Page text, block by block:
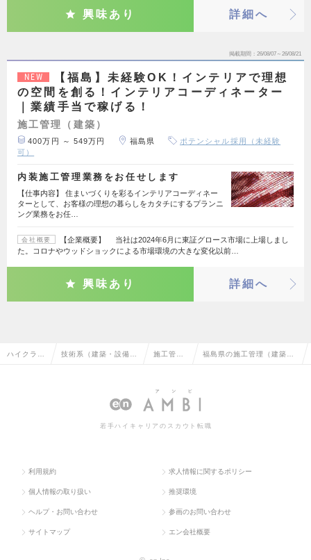
興味あり 詳細へ
掲載期間 26/08/07～26/08/21
NEW
【福島】未経験OK！インテリアで理想
の空間を創る！インテリアコーディネーター
｜業績手当で稼げる！
施工管理（建築）
400万円 ～ 549万円 福島県
ポテンシャル採用（未経験
可）
内装施工管理業務をお任せします
【仕事内容】 住まいづくりを彩るインテリアコーディネー
ターとして、お客様の理想の暮らしをカタチにするプランニ
ング業務をお任…
会社概要
【企業概要】 当社は2024年6月に東証グロース市場に上場しまし
た。コロナやウッドショックによる市場環境の大きな変化以前…
興味あり 詳細へ
ハイクラス 技術系（建築・設備・ 施工管理 福島県の施工管理（建築）
若手ハイキャリアのスカウト転職
利用規約 求人情報に関するポリシー
個人情報の取り扱い 推奨環境
ヘルプ・お問い合わせ 参画のお問い合わせ
サイトマップ エン会社概要